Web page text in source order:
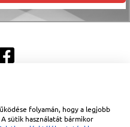
Budapest,Váci út 15-19.|+36-30/539-
folyamán, hogy a legjobb
sütik használatát bármikor